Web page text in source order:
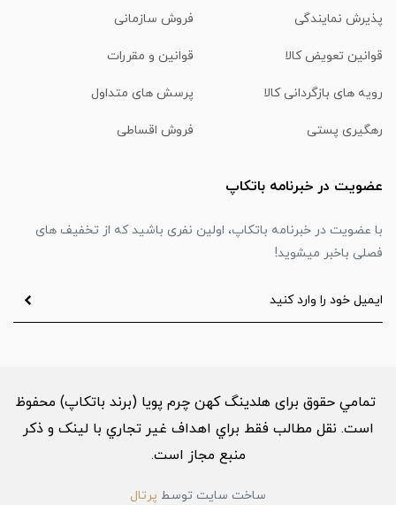
پذیرش نمایندگی فروش سازمانی
قوانین تعویض کالا قوانین و مقررات
رویه های بازگردانی کالا پرسش های متداول
رهگیری پستی فروش اقساطی
عضویت در خبرنامه باتکاپ
با عضویت در خبرنامه باتکاپ، اولین نفری باشید که از تخفیف های
فصلی باخبر میشوید!
تمامي حقوق برای هلدینگ کهن چرم پویا (برند باتکاپ) محفوظ
است. نقل مطالب فقط براي اهداف غير تجاري با لینک و ذکر
منبع مجاز است.
ساخت سایت توسط پرتال